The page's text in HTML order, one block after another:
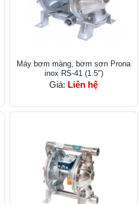
Máy bơm màng, bơm sơn Prona
inox RS-41 (1.5")
Giá: Liên hệ